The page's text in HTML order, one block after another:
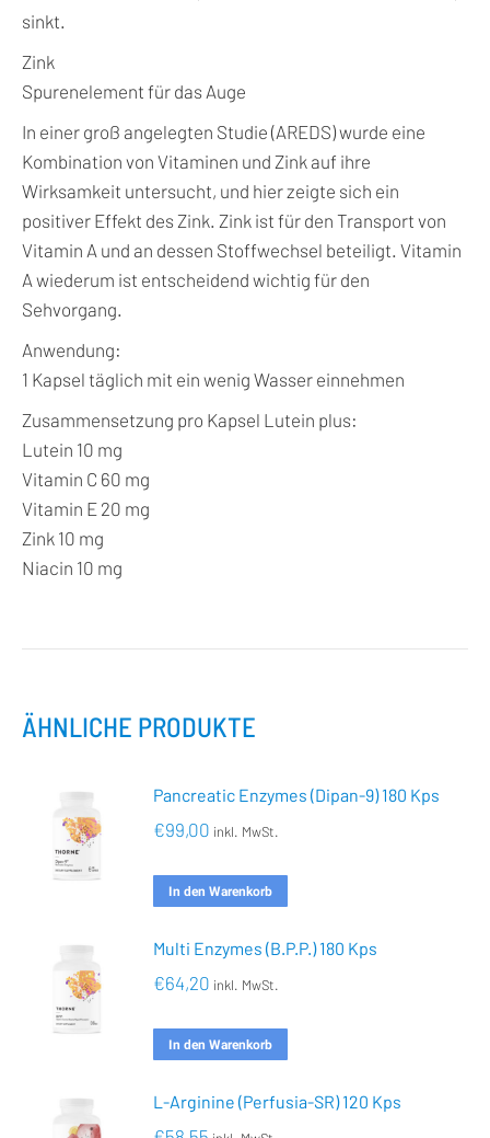
sinkt.
Zink
Spurenelement für das Auge
In einer groß angelegten Studie (AREDS) wurde eine
Kombination von Vitaminen und Zink auf ihre
Wirksamkeit untersucht, und hier zeigte sich ein
positiver Effekt des Zink. Zink ist für den Transport von
Vitamin A und an dessen Stoffwechsel beteiligt. Vitamin
A wiederum ist entscheidend wichtig für den
Sehvorgang.
Anwendung:
1 Kapsel täglich mit ein wenig Wasser einnehmen
Zusammensetzung pro Kapsel Lutein plus:
Lutein 10 mg
Vitamin C 60 mg
Vitamin E 20 mg
Zink 10 mg
Niacin 10 mg
ÄHNLICHE PRODUKTE
Pancreatic Enzymes (Dipan-9) 180 Kps
€99,00 inkl. MwSt.
In den Warenkorb
Multi Enzymes (B.P.P.) 180 Kps
€64,20 inkl. MwSt.
In den Warenkorb
L-Arginine (Perfusia-SR) 120 Kps